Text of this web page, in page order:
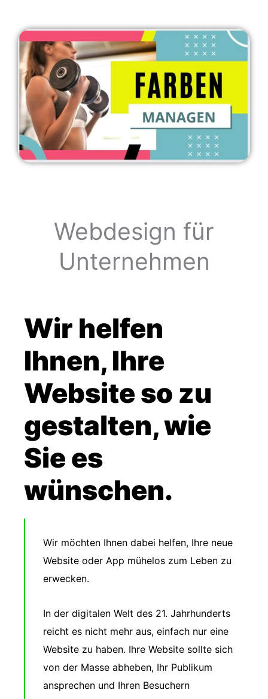
Webdesign für
Unternehmen
Wir helfen
Ihnen, Ihre
Website so zu
gestalten, wie
Sie es
wünschen.
Wir möchten Ihnen dabei helfen, Ihre neue
Website oder App mühelos zum Leben zu
erwecken.
In der digitalen Welt des 21. Jahrhunderts
reicht es nicht mehr aus, einfach nur eine
Website zu haben. Ihre Website sollte sich
von der Masse abheben, Ihr Publikum
ansprechen und Ihren Besuchern